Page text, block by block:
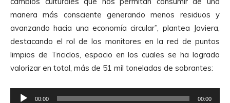
manera más consciente generando menos residuos y
avanzando hacia una economía circular”, plantea Javiera,
destacando el rol de los monitores en la red de puntos
limpios de Triciclos, espacio en los cuales se ha logrado
valorizar en total, más de 51 mil toneladas de sobrantes:
00:00 00:00